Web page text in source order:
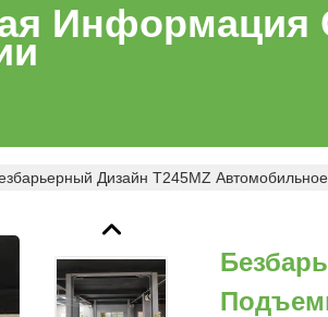
Информация
Дизайн T245MZ